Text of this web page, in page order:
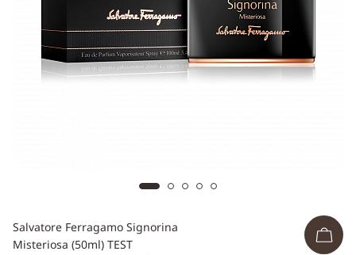
WhatsApp
Viber
Salvatore Ferragamo Signorina
Misteriosa (50ml) TEST